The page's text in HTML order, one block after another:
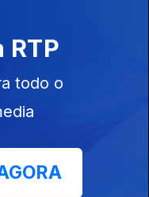
de boa parte do
em 3 facetas,
todo o